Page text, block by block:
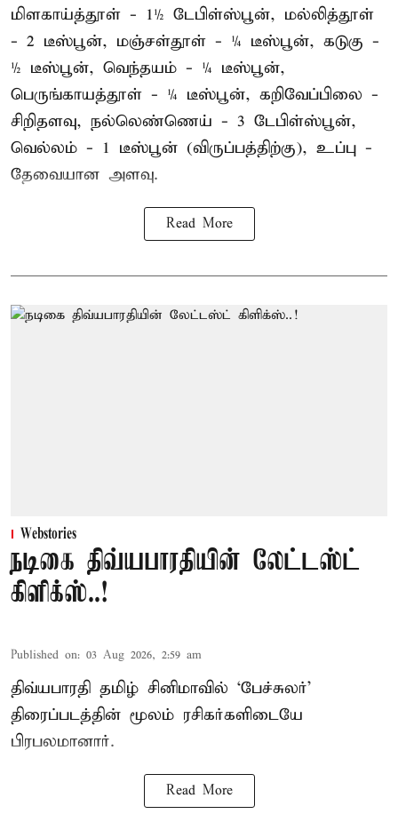
மிளகாய்த்தூள் - 1½ டேபிள்ஸ்பூன், மல்லித்தூள்
- 2 டீஸ்பூன், மஞ்சள்தூள் - ¼ டீஸ்பூன், கடுகு -
½ டீஸ்பூன், வெந்தயம் - ¼ டீஸ்பூன்,
பெருங்காயத்தூள் - ¼ டீஸ்பூன், கறிவேப்பிலை -
சிறிதளவு, நல்லெண்ணெய் - 3 டேபிள்ஸ்பூன்,
வெல்லம் - 1 டீஸ்பூன் (விருப்பத்திற்கு), உப்பு -
தேவையான அளவு.
Read More
Webstories
நடிகை திவ்யபாரதியின் லேட்டஸ்ட்
கிளிக்ஸ்..!
Published on: 03 Aug 2026, 2:59 am
திவ்யபாரதி தமிழ் சினிமாவில் ‘பேச்சுலர்’
திரைப்படத்தின் மூலம் ரசிகர்களிடையே
பிரபலமானார்.
Read More